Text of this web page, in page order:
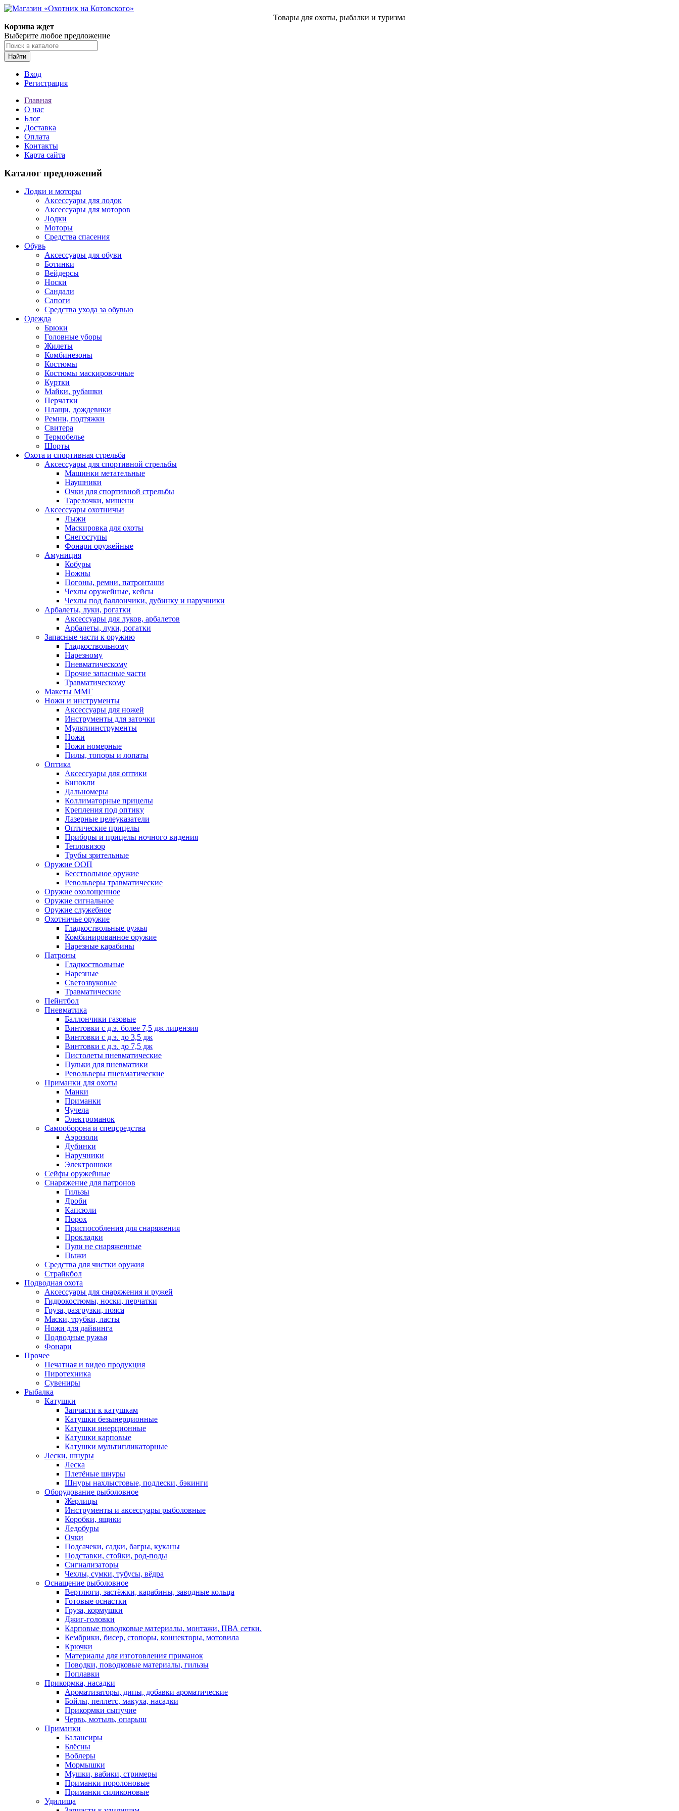
Товары для охоты, рыбалки и туризма
Корзина ждет
Выберите любое предложение
Найти
Вход
Регистрация
Главная
О нас
Блог
Доставка
Оплата
Контакты
Карта сайта
Каталог предложений
Лодки и моторы
Аксессуары для лодок
Аксессуары для моторов
Лодки
Моторы
Средства спасения
Обувь
Аксессуары для обуви
Ботинки
Вейдерсы
Носки
Сандали
Сапоги
Средства ухода за обувью
Одежда
Брюки
Головные уборы
Жилеты
Комбинезоны
Костюмы
Костюмы маскировочные
Куртки
Майки, рубашки
Перчатки
Плащи, дождевики
Ремни, подтяжки
Свитера
Термобелье
Шорты
Охота и спортивная стрельба
Аксессуары для спортивной стрельбы
Машинки метательные
Наушники
Очки для спортивной стрельбы
Тарелочки, мишени
Аксессуары охотничьи
Лыжи
Маскировка для охоты
Снегоступы
Фонари оружейные
Амуниция
Кобуры
Ножны
Погоны, ремни, патронташи
Чехлы оружейные, кейсы
Чехлы под баллончики, дубинку и наручники
Арбалеты, луки, рогатки
Аксессуары для луков, арбалетов
Арбалеты, луки, рогатки
Запасные части к оружию
Гладкоствольному
Нарезному
Пневматическому
Прочие запасные части
Травматическому
Макеты ММГ
Ножи и инструменты
Аксессуары для ножей
Инструменты для заточки
Мультиинструменты
Ножи
Ножи номерные
Пилы, топоры и лопаты
Оптика
Аксессуары для оптики
Бинокли
Дальномеры
Коллиматорные прицелы
Крепления под оптику
Лазерные целеуказатели
Оптические прицелы
Приборы и прицелы ночного видения
Тепловизор
Трубы зрительные
Оружие ООП
Бесствольное оружие
Револьверы травматические
Оружие охолощенное
Оружие сигнальное
Оружие служебное
Охотничье оружие
Гладкоствольные ружья
Комбинированное оружие
Нарезные карабины
Патроны
Гладкоствольные
Нарезные
Светозвуковые
Травматические
Пейнтбол
Пневматика
Баллончики газовые
Винтовки с д.э. более 7,5 дж лицензия
Винтовки с д.э. до 3,5 дж
Винтовки с д.э. до 7,5 дж
Пистолеты пневматические
Пульки для пневматики
Револьверы пневматические
Приманки для охоты
Манки
Приманки
Чучела
Электроманок
Самооборона и спецсредства
Аэрозоли
Дубинки
Наручники
Электрошоки
Сейфы оружейные
Снаряжение для патронов
Гильзы
Дроби
Капсюли
Порох
Приспособления для снаряжения
Прокладки
Пули не снаряженные
Пыжи
Средства для чистки оружия
Страйкбол
Подводная охота
Аксессуары для снаряжения и ружей
Гидрокостюмы, носки, перчатки
Груза, разгрузки, пояса
Маски, трубки, ласты
Ножи для дайвинга
Подводные ружья
Фонари
Прочее
Печатная и видео продукция
Пиротехника
Сувениры
Рыбалка
Катушки
Запчасти к катушкам
Катушки безынерционные
Катушки инерционные
Катушки карповые
Катушки мультипликаторные
Лески, шнуры
Леска
Плетёные шнуры
Шнуры нахлыстовые, подлески, бэкинги
Оборудование рыболовное
Жерлицы
Инструменты и аксессуары рыболовные
Коробки, ящики
Ледобуры
Очки
Подсачеки, садки, багры, куканы
Подставки, стойки, род-поды
Сигнализаторы
Чехлы, сумки, тубусы, вёдра
Оснащение рыболовное
Вертлюги, застёжки, карабины, заводные кольца
Готовые оснастки
Груза, кормушки
Джиг-головки
Карповые поводковые материалы, монтажи, ПВА сетки.
Кембрики, бисер, стопоры, коннекторы, мотовила
Крючки
Материалы для изготовления приманок
Поводки, поводковые материалы, гильзы
Поплавки
Прикормка, насадки
Ароматизаторы, дипы, добавки ароматические
Бойлы, пеллетс, макуха, насадки
Прикормки сыпучие
Червь, мотыль, опарыш
Приманки
Балансиры
Блёсны
Воблеры
Мормышки
Мушки, вабики, стримеры
Приманки поролоновые
Приманки силиконовые
Удилища